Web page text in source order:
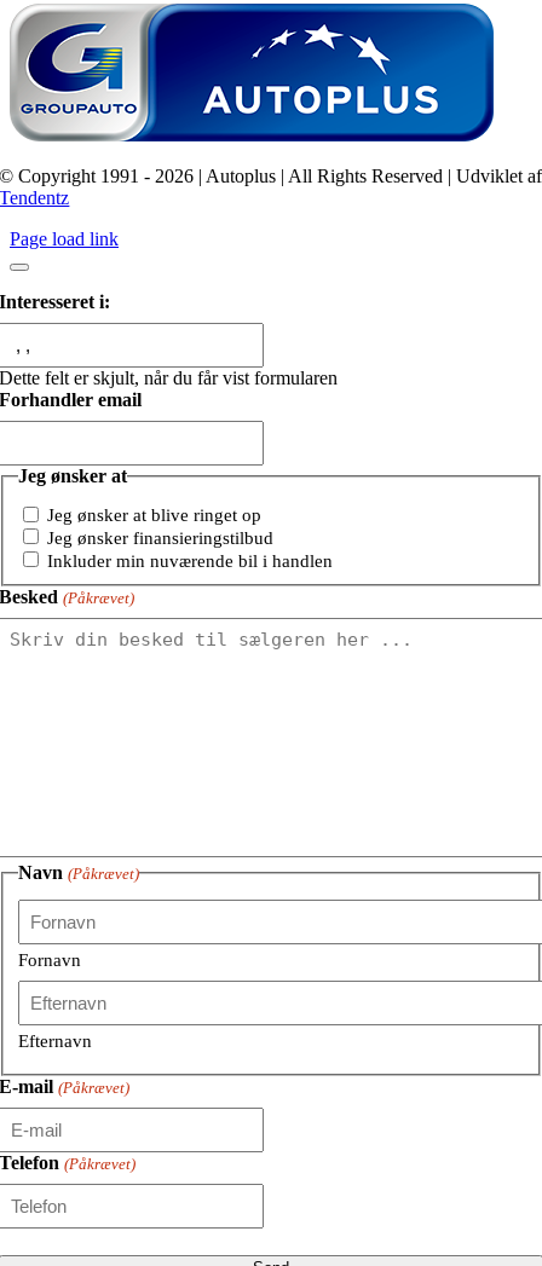
© Copyright 1991 - 2026 | Autoplus | All Rights Reserved | Udviklet af
Tendentz
Page load link
Interesseret i:
Dette felt er skjult, når du får vist formularen
Forhandler email
Jeg ønsker at
Jeg ønsker at blive ringet op
Jeg ønsker finansieringstilbud
Inkluder min nuværende bil i handlen
Besked (Påkrævet)
Navn (Påkrævet)
Fornavn
Efternavn
E-mail (Påkrævet)
Telefon (Påkrævet)